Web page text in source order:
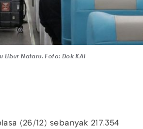
Libur Nataru. Foto: Dok KAI
(26/12) sebanyak 217.354